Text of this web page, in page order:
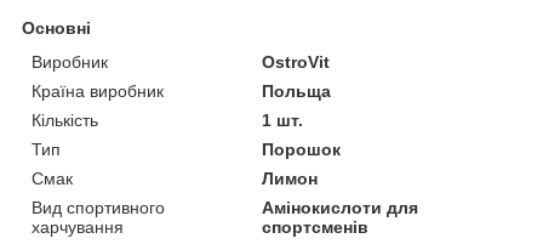
Основні
Виробник
OstroVit
Країна виробник
Польща
Кількість
1 шт.
Тип
Порошок
Смак
Лимон
Вид спортивного
харчування
Амінокислоти для
спортсменів